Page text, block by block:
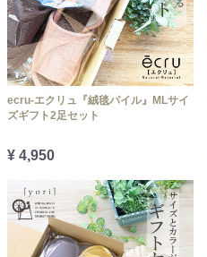
ecru-エクリュ『絨毯パイル』MLサイ
ズギフト2足セット
¥ 4,950